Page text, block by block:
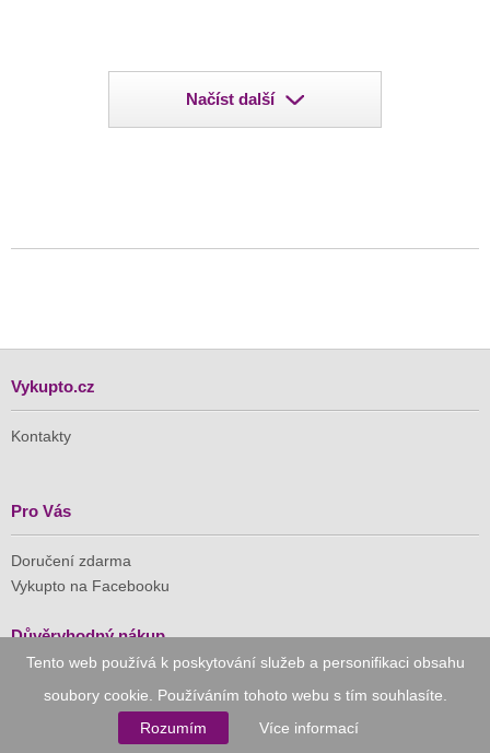
Tento web používá k poskytování služeb a personifikaci obsahu
soubory cookie. Používáním tohoto webu s tím souhlasíte.
Rozumím
Více informací
Načíst další
Vykupto.cz
Kontakty
Pro Vás
Doručení zdarma
Vykupto na Facebooku
Důvěryhodný nákup
Naše společnost je členem Asociace pro elektronickou